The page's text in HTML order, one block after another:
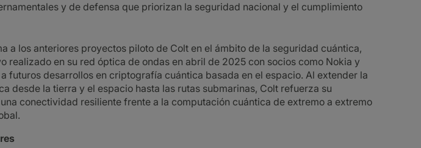
y de defensa que priorizan la seguridad nacional y el cumplimiento
a los anteriores proyectos piloto de Colt en el ámbito de la seguridad cuántica,
realizado en su red óptica de ondas en abril de 2025 con socios como Nokia y
futuros desarrollos en criptografía cuántica basada en el espacio. Al extender la
desde la tierra y el espacio hasta las rutas submarinas, Colt refuerza su
conectividad resiliente frente a la computación cuántica de extremo a extremo